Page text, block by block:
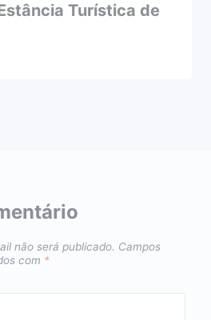
Turística de
não será publicado. Campos
com *